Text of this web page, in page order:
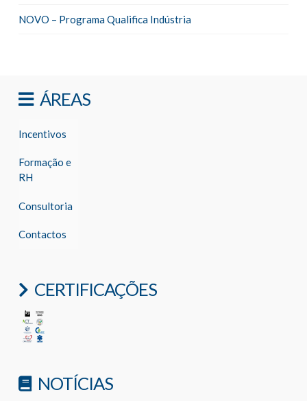
NOVO – Programa Qualifica Indústria
ÁREAS
Incentivos
Formação e
RH
Consultoria
Contactos
CERTIFICAÇÕES
NOTÍCIAS